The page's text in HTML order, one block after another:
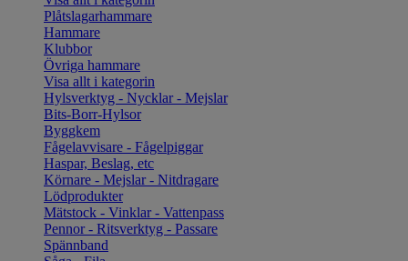
Plåtslagarhammare
Hammare
Klubbor
Övriga hammare
Visa allt i kategorin
Hylsverktyg - Nycklar - Mejslar
Bits-Borr-Hylsor
Byggkem
Fågelavvisare - Fågelpiggar
Haspar, Beslag, etc
Körnare - Mejslar - Nitdragare
Lödprodukter
Mätstock - Vinklar - Vattenpass
Pennor - Ritsverktyg - Passare
Spännband